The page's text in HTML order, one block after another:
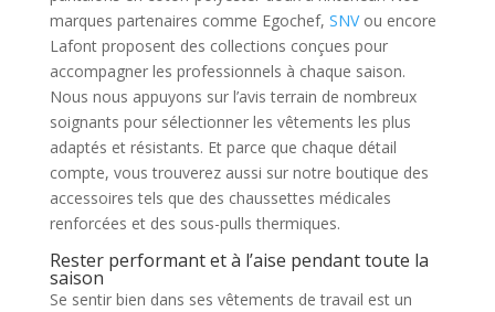
marques partenaires comme Egochef, SNVou encore
Lafont proposent des collections conçues pour
accompagner les professionnels à chaque saison.
Nous nous appuyons sur l’avis terrain de nombreux
soignants pour sélectionner les vêtements les plus
adaptés et résistants. Et parce que chaque détail
compte, vous trouverez aussi sur notre boutique des
accessoires tels que des chaussettes médicales
renforcées et des sous-pulls thermiques.
Rester performant et à l’aise pendant toute la
saison
Se sentir bien dans ses vêtements de travail est un